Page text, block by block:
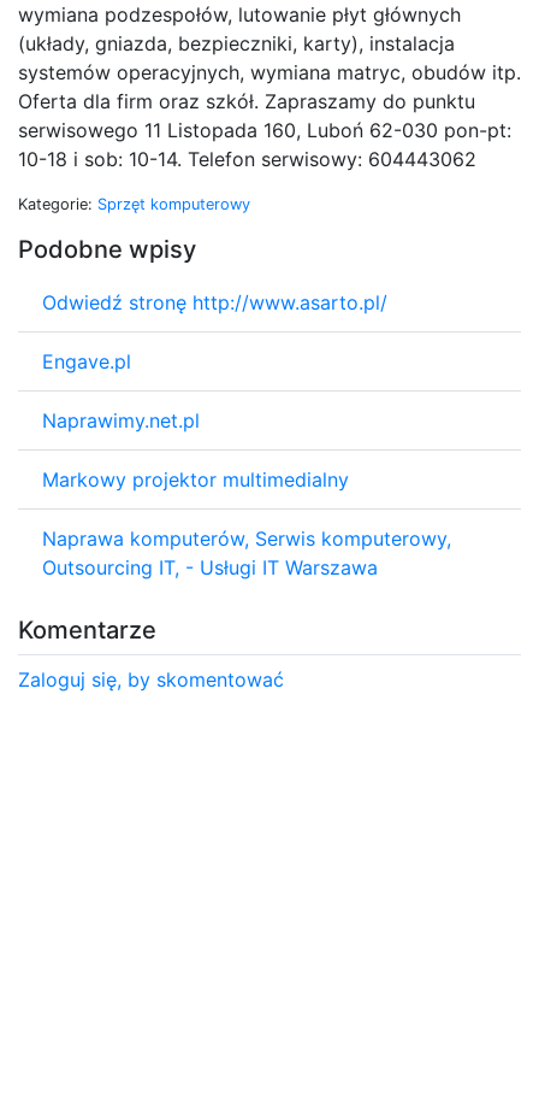
wymiana podzespołów, lutowanie płyt głównych
(układy, gniazda, bezpieczniki, karty), instalacja
systemów operacyjnych, wymiana matryc, obudów itp.
Oferta dla firm oraz szkół. Zapraszamy do punktu
serwisowego 11 Listopada 160, Luboń 62-030 pon-pt:
10-18 i sob: 10-14. Telefon serwisowy: 604443062
Kategorie: Sprzęt komputerowy
Podobne wpisy
Odwiedź stronę http://www.asarto.pl/
Engave.pl
Naprawimy.net.pl
Markowy projektor multimedialny
Naprawa komputerów, Serwis komputerowy,
Outsourcing IT, - Usługi IT Warszawa
Komentarze
Zaloguj się, by skomentować